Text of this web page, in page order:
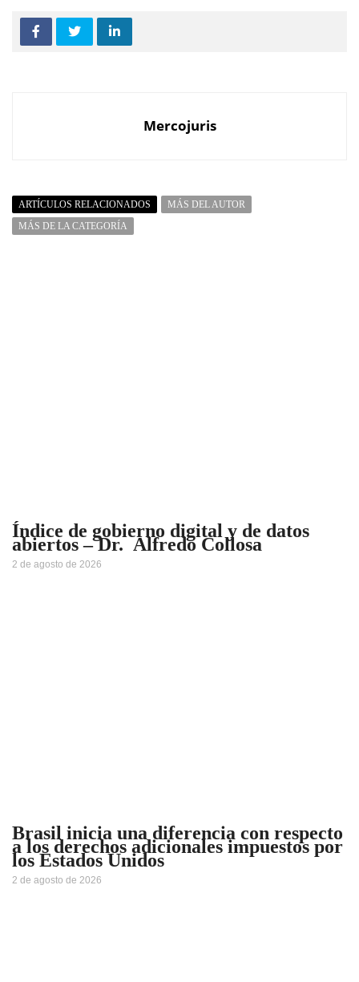
Mercojuris
ARTÍCULOS RELACIONADOS
MÁS DEL AUTOR
MÁS DE LA CATEGORÍA
Índice de gobierno digital y de datos
abiertos – Dr. Alfredo Collosa
2 de agosto de 2026
Brasil inicia una diferencia con respecto
a los derechos adicionales impuestos por
los Estados Unidos
2 de agosto de 2026